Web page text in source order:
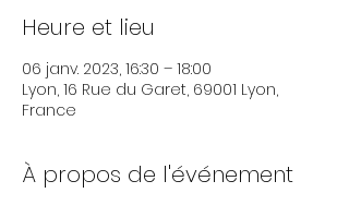
Heure et lieu
06 janv. 2023, 16:30 – 18:00
Lyon, 16 Rue du Garet, 69001 Lyon,
France
À propos de l'événement